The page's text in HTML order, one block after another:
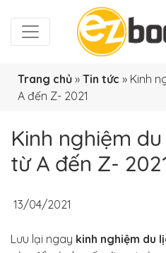
Trang chủ » Tin tức » Kinh
A đến Z- 2021
Kinh nghiệm
từ A đến Z-
13/04/2021
Lưu lại ngay kinh nghiệm du